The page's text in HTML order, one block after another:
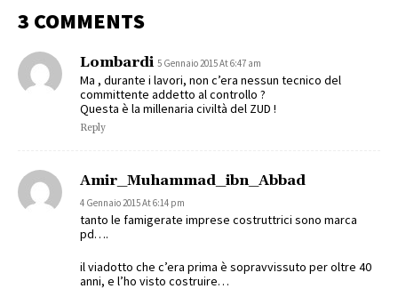
3 COMMENTS
Lombardi 5 Gennaio 2015 At 6:47 am
Ma , durante i lavori, non c’era nessun tecnico del
committente addetto al controllo ?
Questa è la millenaria civiltà del ZUD !
Reply
Amir_Muhammad_ibn_Abbad
4 Gennaio 2015 At 6:14 pm
tanto le famigerate imprese costruttrici sono marca
pd….
il viadotto che c’era prima è sopravvissuto per oltre 40
anni, e l’ho visto costruire…